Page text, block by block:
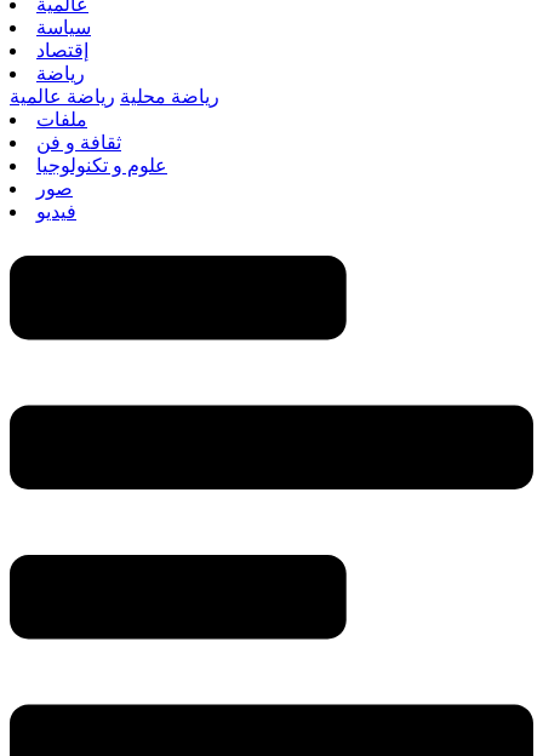
عالمية
سياسة
إقتصاد
رياضة
رياضة محلية رياضة عالمية
ملفات
ثقافة و فن
علوم و تكنولوجيا
صور
فيديو